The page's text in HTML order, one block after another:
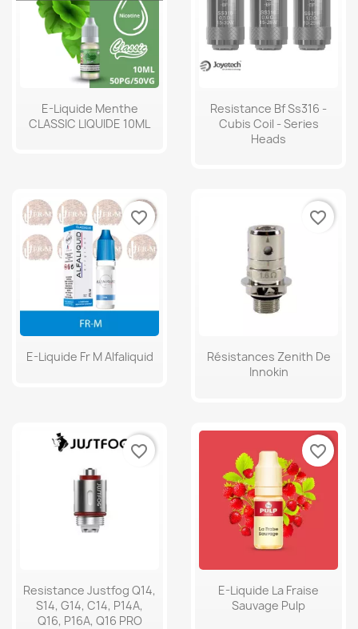
E-Liquide Menthe
CLASSIC LIQUIDE 10ML
Resistance Bf Ss316 -
Cubis Coil - Series
Heads
E-Liquide Fr M Alfaliquid
favorite_border
Résistances Zenith De
Innokin
favorite_border
Resistance Justfog Q14,
S14, G14, C14, P14A,
Q16, P16A, Q16 PRO
favorite_border
E-Liquide La Fraise
Sauvage Pulp
favorite_border